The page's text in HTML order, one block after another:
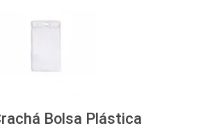
Bolsa Plástica